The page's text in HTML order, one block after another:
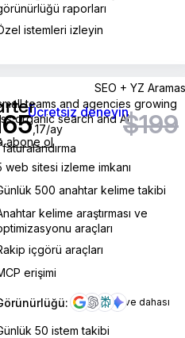
raporları
istemleri izleyin
SEO + YZ
teams and agencies growing
organic search and AI
,17/ay
faturalandırma
$199
Ücretsiz deneyin
abone ol
web sitesi izleme imkanı
500 anahtar kelime takibi
kelime araştırması ve
araçları
içgörü araçları
erişimi
ve dahası
50 istem takibi